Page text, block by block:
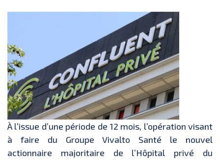
À l’issue d’une période de 12 mois, l’opération visant
à faire du Groupe Vivalto Santé le nouvel
actionnaire majoritaire de l’Hôpital privé du